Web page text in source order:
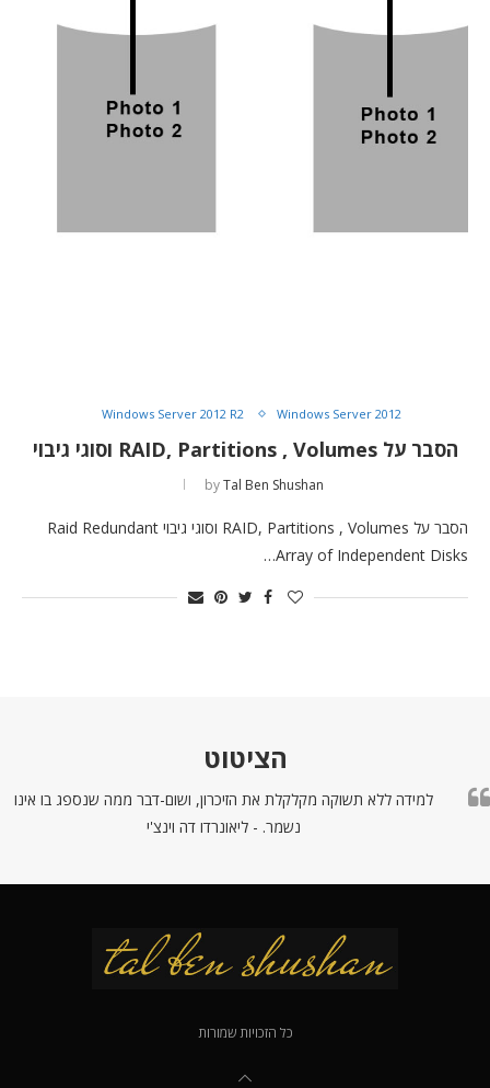
Windows Server 2012
Windows Server 2012 R2
הסבר על RAID, Partitions , Volumes וסוגי גיבוי
byTal Ben Shushan
הסבר על RAID, Partitions , Volumes וסוגי גיבוי Raid Redundant
Array of Independent Disks…
הציטוט
למידה ללא תשוקה מקלקלת את הזיכרון, ושום-דבר ממה שנספג בו אינו
נשמר. - ליאונרדו דה וינצ'י
כל הזכויות שמורות